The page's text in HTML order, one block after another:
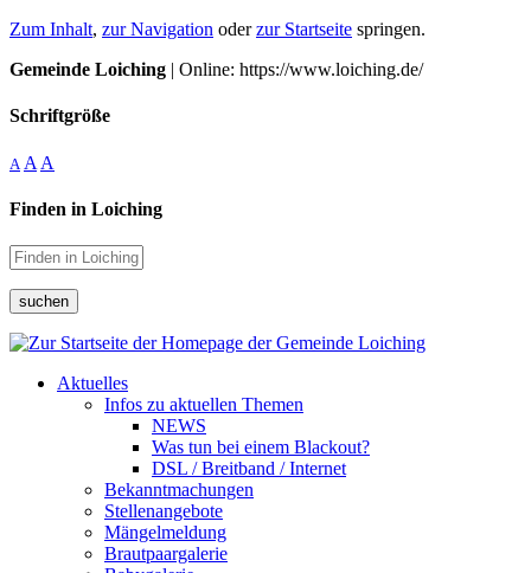
Zum Inhalt, zur Navigation oderzur Startseite springen.
Gemeinde Loiching | Online: https://www.loiching.de/
Schriftgröße
A A A
Finden in Loiching
suchen
Aktuelles
Infos zu aktuellen Themen
NEWS
Was tun bei einem Blackout?
DSL / Breitband / Internet
Bekanntmachungen
Stellenangebote
Mängelmeldung
Brautpaargalerie